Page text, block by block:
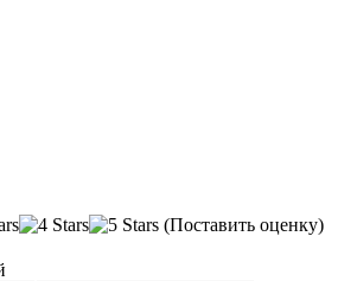
(Поставить оценку)